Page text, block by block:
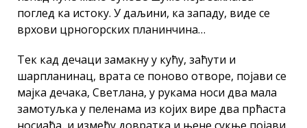
поглед ка истоку. У даљини, ка западу, виде се
врхови црногорских планинчина…
Тек кад дечаци замакну у кућу, заћути и
шарпланинац, врата се поново отворе, појави се
мајка дечака, Светлана, у рукама носи два мала
замотуљка у пеленама из којих вире два прћаста